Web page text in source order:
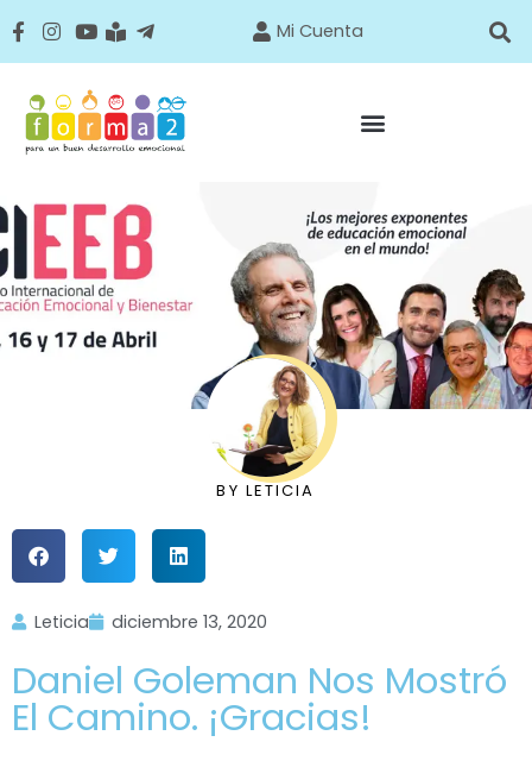
Mi Cuenta
BY LETICIA
Leticia diciembre 13, 2020
Daniel Goleman Nos Mostró
El Camino. ¡Gracias!